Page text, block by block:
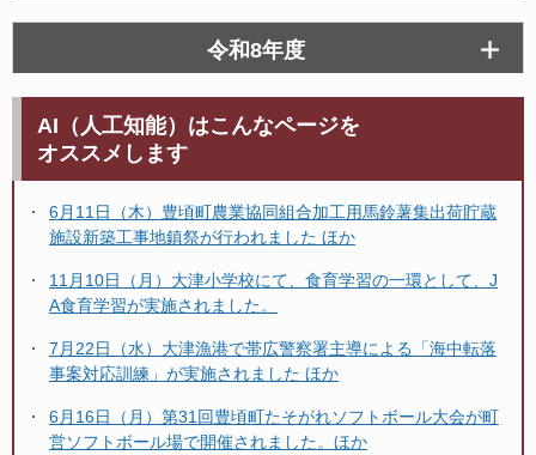
令和8年度
AI（人工知能）はこんなページを
オススメします
6月11日（木）豊頃町農業協同組合加工用馬鈴薯集出荷貯蔵
施設新築工事地鎮祭が行われました ほか
11月10日（月）大津小学校にて、食育学習の一環として、J
A食育学習が実施されました。
7月22日（水）大津漁港で帯広警察署主導による「海中転落
事案対応訓練」が実施されました ほか
6月16日（月）第31回豊頃町たそがれソフトボール大会が町
営ソフトボール場で開催されました。ほか